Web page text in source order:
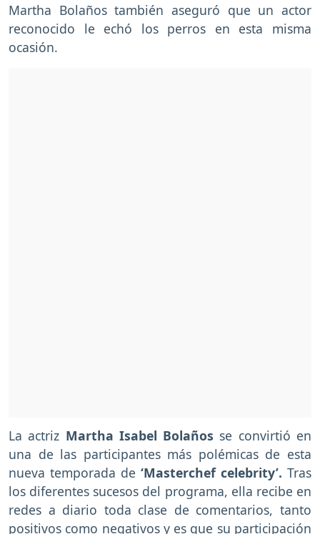
Martha Bolaños también aseguró que un actor
reconocido le echó los perros en esta misma
ocasión.
La actriz Martha Isabel Bolaños se convirtió en
una de las participantes más polémicas de esta
nueva temporada de ‘Masterchef celebrity’. Tras
los diferentes sucesos del programa, ella recibe en
redes a diario toda clase de comentarios, tanto
positivos como negativos y es que su participación